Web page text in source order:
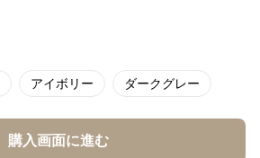
アイボリー ダークグレー
購入画面に進む